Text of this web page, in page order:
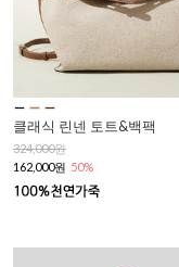
클래식 린넨 토트&백팩
324,000원
162,000원 50%